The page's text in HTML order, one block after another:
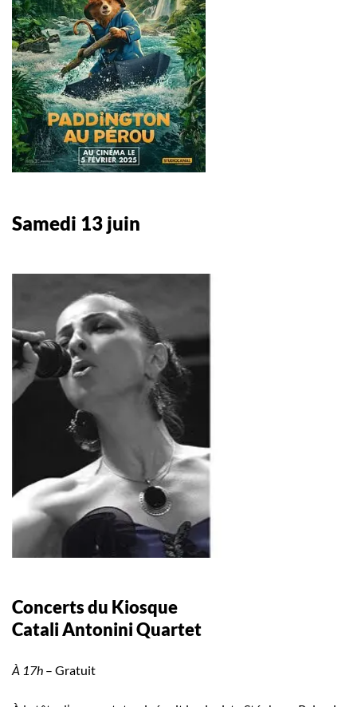
Samedi 13 juin
Concerts du Kiosque
Catali Antonini Quartet
À 17h – Gratuit